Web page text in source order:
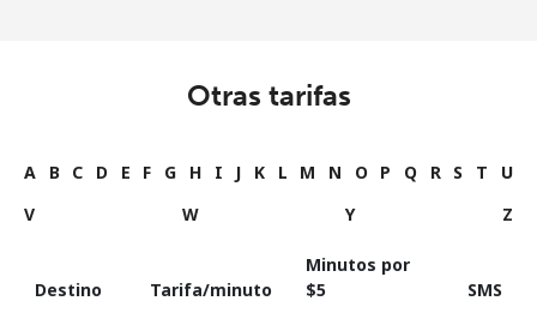
Otras tarifas
A B C D E F G H I J K L M N O P Q R S T
U
V
W Y Z
Destino Tarifa/minuto
Minutos por
⁦$5⁩
SMS